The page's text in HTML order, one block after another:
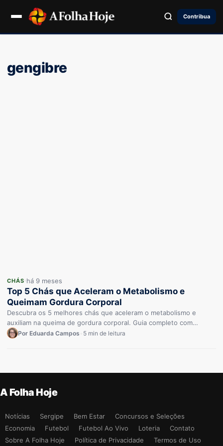
Contribua
gengibre
CHÁS há 9 meses
Top 5 Chás que Aceleram o Metabolismo e
Queimam Gordura Corporal
Descubra os 5 melhores chás que aceleram o metabolismo e
auxiliam na queima de gordura corporal. Guia completo com
preparo…
Por Eduarda Campos 5 min de leitura
A Folha Hoje
Notícias Sergipe Bem Estar
Concursos e Seleções
Economia
Futebol Futebol Ao Vivo Loteria
Contato
Sobre A Folha Hoje
Política de Privacidade Termos de Uso